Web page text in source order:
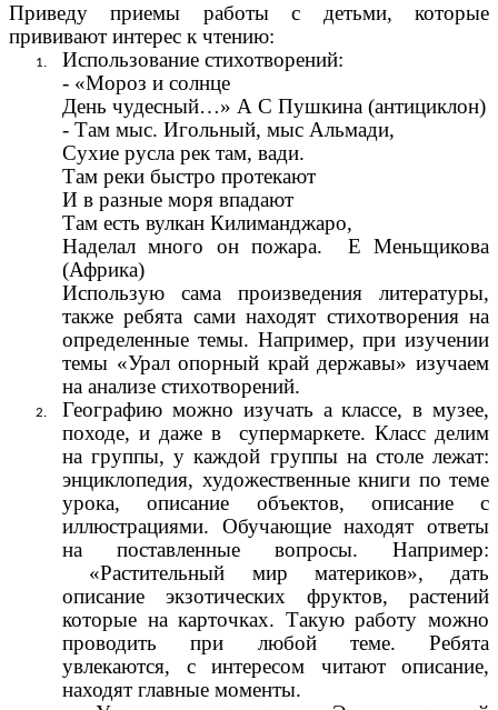
Приведу приемы работы с детьми, которые
прививают интерес к чтению:
Использование стихотворений:
- «Мороз и солнце
День чудесный…» А С Пушкина (антициклон)
- Там мыс. Игольный, мыс Альмади,
Сухие русла рек там, вади.
Там реки быстро протекают
И в разные моря впадают
Там есть вулкан Килиманджаро,
Наделал много он пожара. Е Меньщикова
(Африка)
Использую сама произведения литературы,
также ребята сами находят стихотворения на
определенные темы. Например, при изучении
темы «Урал опорный край державы» изучаем
на анализе стихотворений.
Географию можно изучать а классе, в музее,
походе, и даже в супермаркете. Класс делим
на группы, у каждой группы на столе лежат:
энциклопедия, художественные книги по теме
урока, описание объектов, описание с
иллюстрациями. Обучающие находят ответы
на поставленные вопросы. Например:
«Растительный мир материков», дать
описание экзотических фруктов, растений
которые на карточках. Такую работу можно
проводить при любой теме. Ребята
увлекаются, с интересом читают описание,
находят главные моменты.